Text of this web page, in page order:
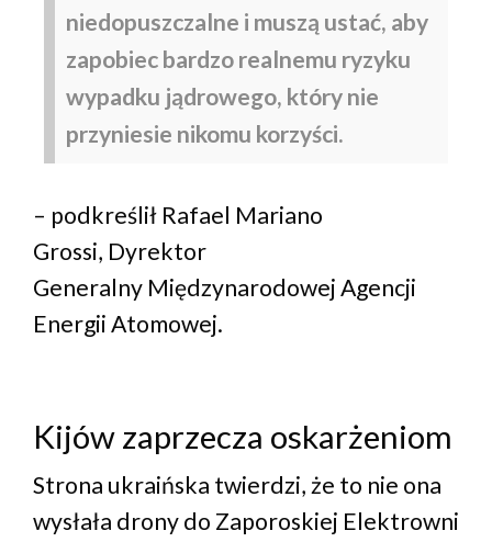
niedopuszczalne i muszą ustać, aby
zapobiec bardzo realnemu ryzyku
wypadku jądrowego, który nie
przyniesie nikomu korzyści.
– podkreślił Rafael Mariano
Grossi, Dyrektor
Generalny Międzynarodowej Agencji
Energii Atomowej.
Kijów zaprzecza oskarżeniom
Strona ukraińska twierdzi, że to nie ona
wysłała drony do Zaporoskiej Elektrowni